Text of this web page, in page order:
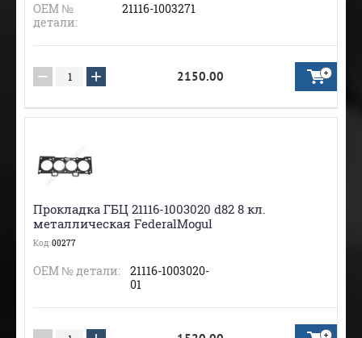
ОЕМ №
детали:
21116-1003271
− + 2150.00
Прокладка ГБЦ 21116-1003020 d82 8 кл.
металлическая FederalMogul
Код:00277
ОЕМ № детали:
21116-1003020-
01